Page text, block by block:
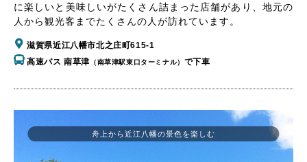
に楽しいと美味しいがたくさん詰まった店舗があり、地元の
人から観光客までたくさんの人が訪れています。
滋賀県近江八幡市北之庄町615-1
高速バス 南草津 （南草津駅東口ターミナル） で下車
舟上から近江八幡の景色を楽しむ